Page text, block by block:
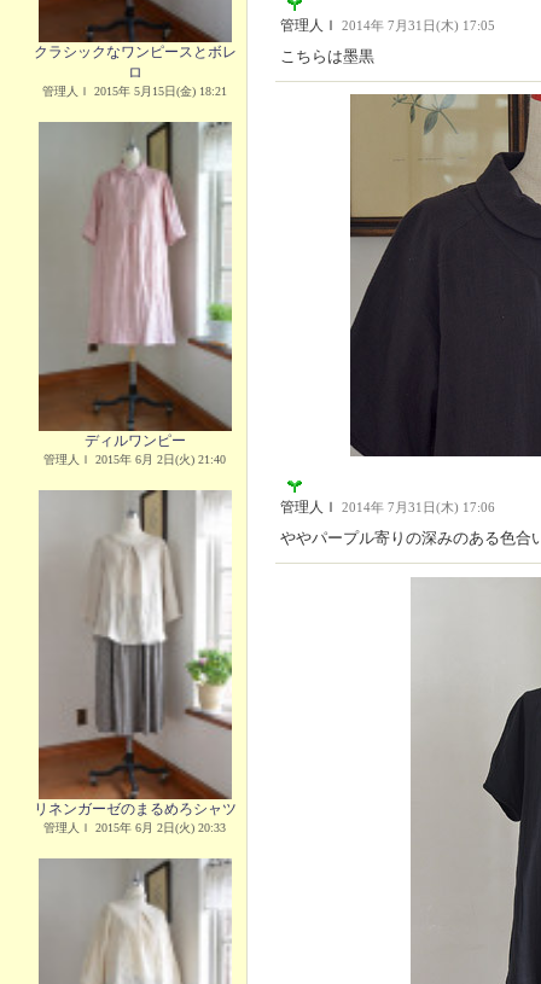
クラシックなワンピースとボレ
ロ
管理人Ｉ 2015年 5月15日(金) 18:21
ディルワンピー
管理人Ｉ 2015年 6月 2日(火) 21:40
リネンガーゼのまるめろシャツ
管理人Ｉ 2015年 6月 2日(火) 20:33
管理人Ｉ 2014年 7月31日(木) 17:05
こちらは墨黒
管理人Ｉ 2014年 7月31日(木) 17:06
ややパープル寄りの深みのある色合